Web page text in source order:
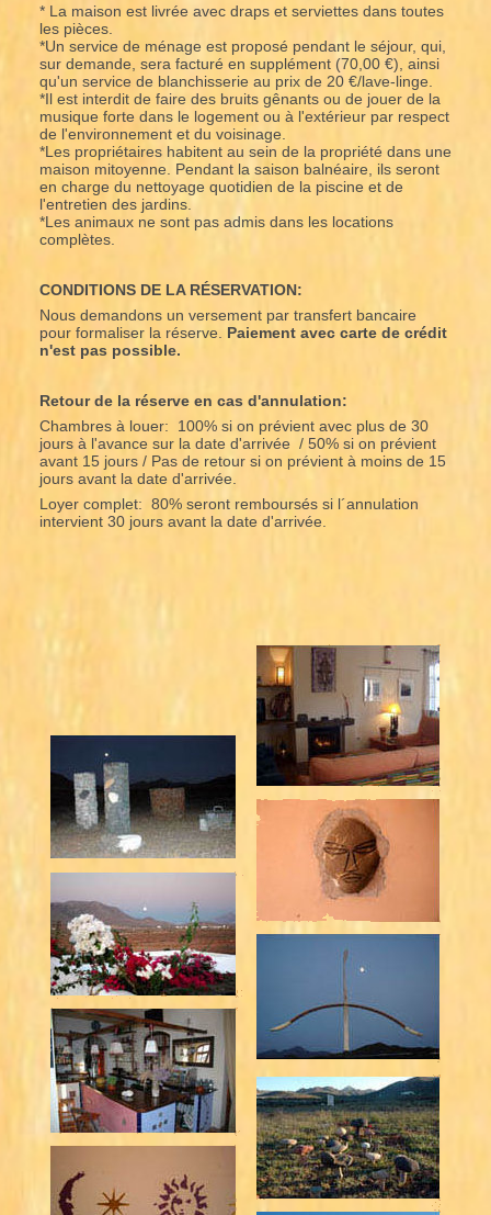
* La maison est livrée avec draps et serviettes dans toutes
les pièces.
*Un service de ménage est proposé pendant le séjour, qui,
sur demande, sera facturé en supplément (70,00 €), ainsi
qu'un service de blanchisserie au prix de 20 €/lave-linge.
*Il est interdit de faire des bruits gênants ou de jouer de la
musique forte dans le logement ou à l'extérieur par respect
de l'environnement et du voisinage.
*Les propriétaires habitent au sein de la propriété dans une
maison mitoyenne. Pendant la saison balnéaire, ils seront
en charge du nettoyage quotidien de la piscine et de
l'entretien des jardins.
*Les animaux ne sont pas admis dans les locations
complètes.
CONDITIONS DE LA RÉSERVATION:
Nous demandons un versement par transfert bancaire
pour formaliser la réserve. Paiement avec carte de crédit
n'est pas possible.
Retour de la réserve en cas d'annulation:
Chambres à louer: 100% si on prévient avec plus de 30
jours à l'avance sur la date d'arrivée / 50% si on prévient
avant 15 jours / Pas de retour si on prévient à moins de 15
jours avant la date d'arrivée.
Loyer complet: 80% seront remboursés si l´annulation
intervient 30 jours avant la date d'arrivée.